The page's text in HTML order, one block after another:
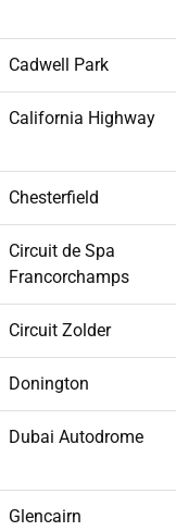
Cadwell Park
California Highway
Chesterfield
Circuit de Spa
Francorchamps
Circuit Zolder
Donington
Dubai Autodrome
Glencairn